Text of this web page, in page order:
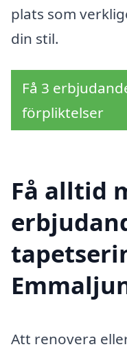
plats som
din stil.
Få 3
förpliktelser
Få alltid
Att renovera